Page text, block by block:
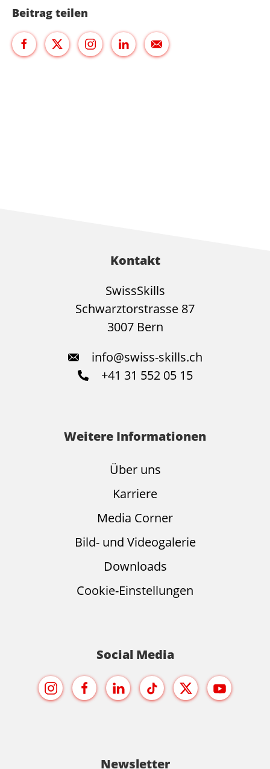
Beitrag teilen
Kontakt
SwissSkills
Schwarztorstrasse 87
3007 Bern
info@swiss-skills.ch
+41 31 552 05 15
Weitere Informationen
Über uns
Karriere
Media Corner
Bild- und Videogalerie
Downloads
Cookie-Einstellungen
Social Media
Newsletter